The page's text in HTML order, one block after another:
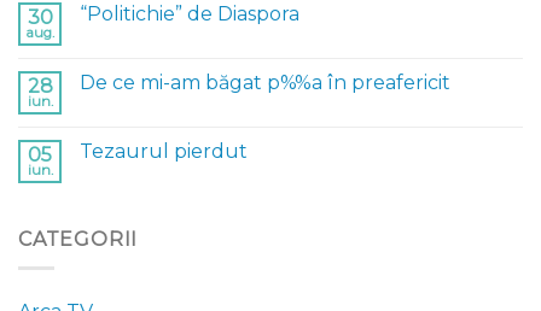
30
aug.
“Politichie” de Diaspora
28
iun.
De ce mi-am băgat p%%a în preafericit
05
iun.
Tezaurul pierdut
CATEGORII